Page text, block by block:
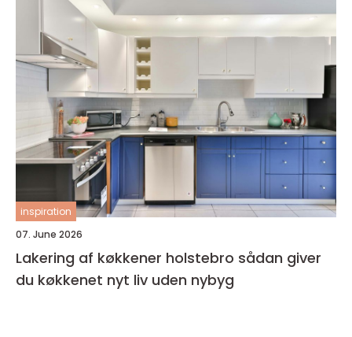
inspiration
07. June 2026
Lakering af køkkener holstebro sådan giver
du køkkenet nyt liv uden nybyg